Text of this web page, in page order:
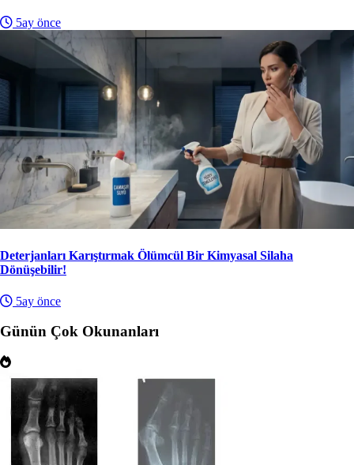
5ay önce
Deterjanları Karıştırmak Ölümcül Bir Kimyasal Silaha
Dönüşebilir!
5ay önce
Günün Çok Okunanları